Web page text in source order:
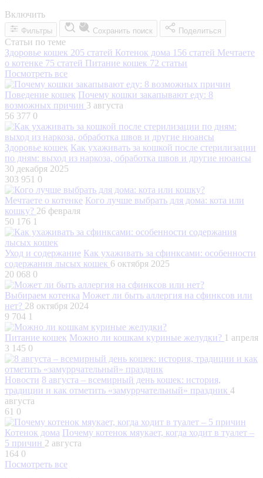
Включить
Фильтры Сохранить поиск Поделиться
Статьи по теме
Здоровье кошек 205 статей Котенок дома 156 статей Мечтаете
о котенке 75 статей Питание кошек 72 статьи
Посмотреть все
Поведение кошек Почему кошки закапывают еду: 8
возможных причин 3 августа
56 377 0
Здоровье кошек Как ухаживать за кошкой после стерилизации
по дням: выход из наркоза, обработка швов и другие нюансы
30 декабря 2025
303 951 0
Мечтаете о котенке Кого лучше выбрать для дома: кота или
кошку? 26 февраля
50 176 1
Уход и содержание Как ухаживать за сфинксами: особенности
содержания лысых кошек 6 октября 2025
20 068 0
Выбираем котенка Может ли быть аллергия на сфинксов или
нет? 28 октября 2024
9 704 1
Питание кошек Можно ли кошкам куриные желудки? 1 апреля
3 145 0
Новости 8 августа – всемирный день кошек: история,
традиции и как отметить «замуррчательный» праздник 4
августа
61 0
Котенок дома Почему котенок мяукает, когда ходит в туалет –
5 причин 2 августа
164 0
Посмотреть все